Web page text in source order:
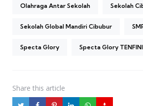
Olahraga Antar Sekolah Sekolah
Sekolah Global Mandiri Cibubur
Specta Glory Specta Glory
Share this article